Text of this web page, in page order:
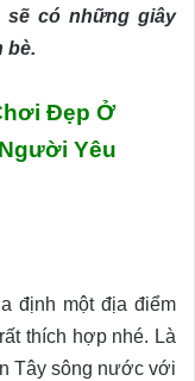
sẽ có những giây
bè.
Đẹp Ở
Yêu
định một địa điểm
thích hợp nhé. Là
Tây sông nước với